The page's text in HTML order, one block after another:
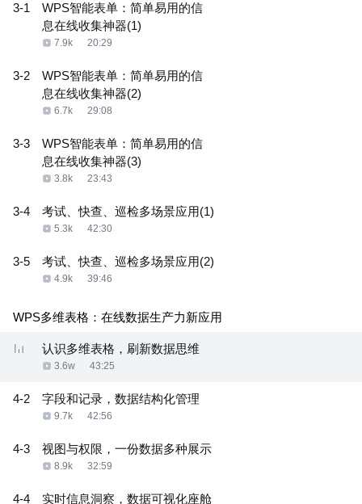
3-1
WPS智能表单：简单易用的信
息在线收集神器(1)
7.9k 20:29
3-2
WPS智能表单：简单易用的信
息在线收集神器(2)
6.7k 29:08
3-3
WPS智能表单：简单易用的信
息在线收集神器(3)
3.8k 23:43
3-4 考试、快查、巡检多场景应用(1)
5.3k 42:30
3-5 考试、快查、巡检多场景应用(2)
4.9k 39:46
WPS多维表格：在线数据生产力新应用
认识多维表格，刷新数据思维
3.6w 43:25
4-2 字段和记录，数据结构化管理
9.7k 42:56
4-3 视图与权限，一份数据多种展示
8.9k 32:59
4-4 实时信息洞察，数据可视化座舱